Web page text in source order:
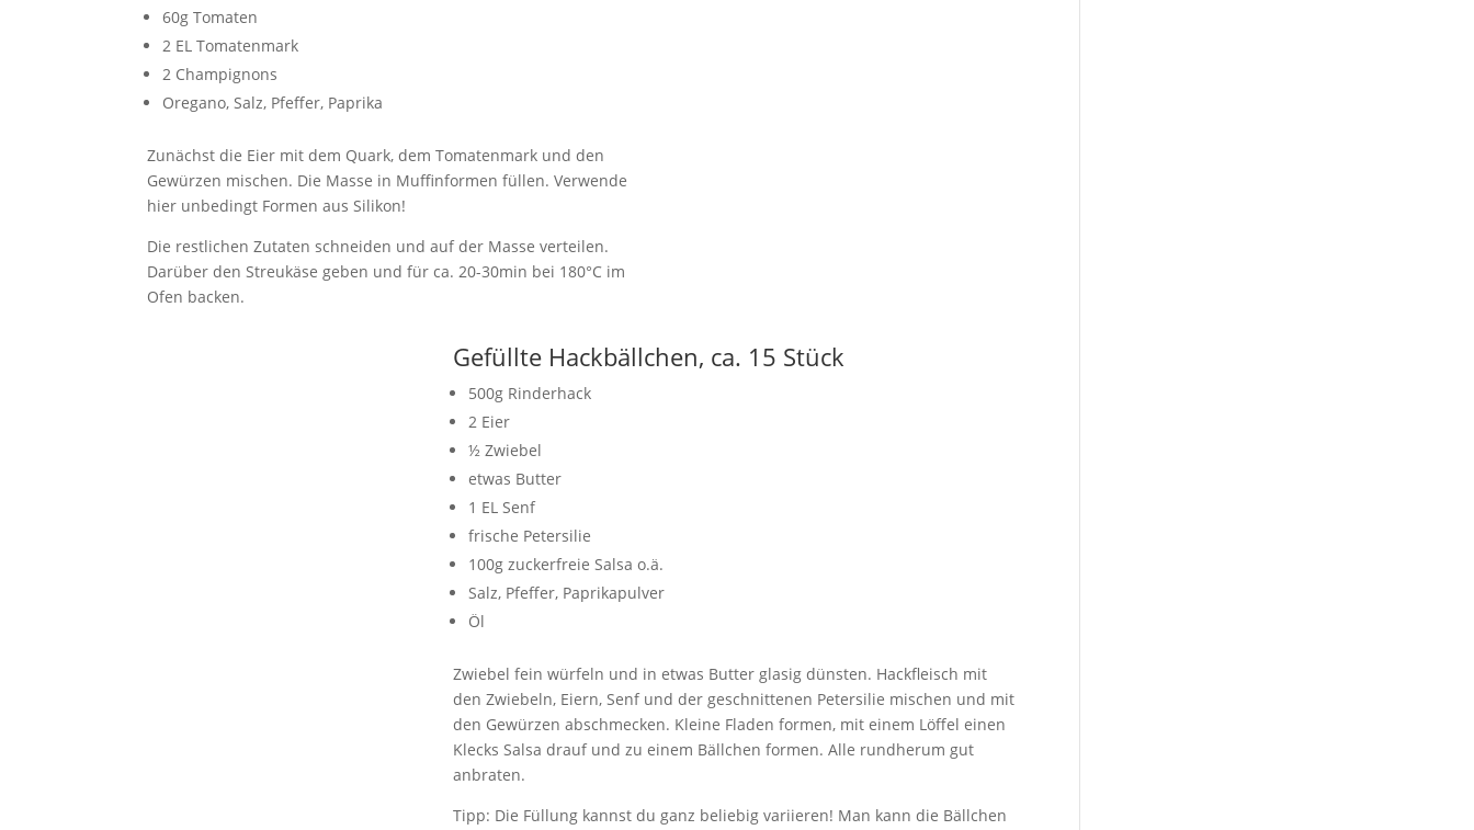
60g Tomaten
2 EL Tomatenmark
2 Champignons
Oregano, Salz, Pfeffer, Paprika
Zunächst die Eier mit dem Quark, dem Tomatenmark und den
Gewürzen mischen. Die Masse in Muffinformen füllen. Verwende
hier unbedingt Formen aus Silikon!
Die restlichen Zutaten schneiden und auf der Masse verteilen.
Darüber den Streukäse geben und für ca. 20-30min bei 180°C im
Ofen backen.
Gefüllte Hackbällchen, ca. 15 Stück
500g Rinderhack
2 Eier
½ Zwiebel
etwas Butter
1 EL Senf
frische Petersilie
100g zuckerfreie Salsa o.ä.
Salz, Pfeffer, Paprikapulver
Öl
Zwiebel fein würfeln und in etwas Butter glasig dünsten. Hackfleisch mit
den Zwiebeln, Eiern, Senf und der geschnittenen Petersilie mischen und mit
den Gewürzen abschmecken. Kleine Fladen formen, mit einem Löffel einen
Klecks Salsa drauf und zu einem Bällchen formen. Alle rundherum gut
anbraten.
Tipp: Die Füllung kannst du ganz beliebig variieren! Man kann die Bällchen